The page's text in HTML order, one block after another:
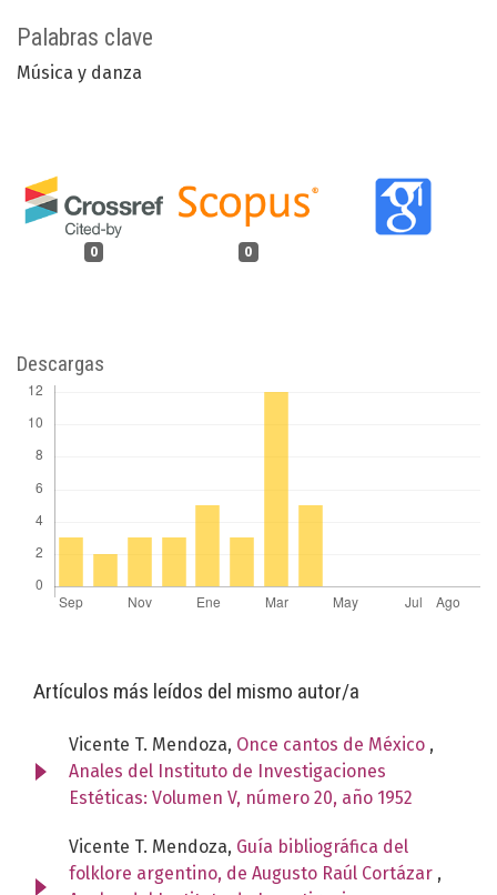
Palabras clave
Música y danza
0 0
Descargas
Artículos más leídos del mismo autor/a
Vicente T. Mendoza, Once cantos de México ,
Anales del Instituto de Investigaciones
Estéticas: Volumen V, número 20, año 1952
Vicente T. Mendoza, Guía bibliográfica del
folklore argentino, de Augusto Raúl Cortázar ,